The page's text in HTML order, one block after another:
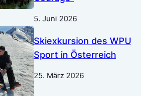
5. Juni 2026
Skiexkursion des WPU
Sport in Österreich
25. März 2026